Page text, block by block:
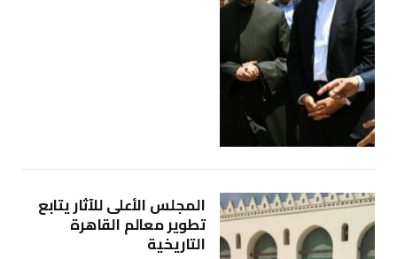
المجلس الأعلى للآثار يتابع
تطوير معالم القاهرة
التاريخية